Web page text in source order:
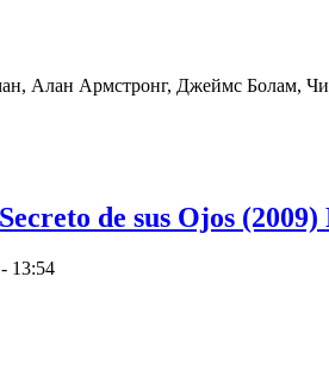
Алан Армстронг, Джеймс Болам,
de sus Ojos
13:54